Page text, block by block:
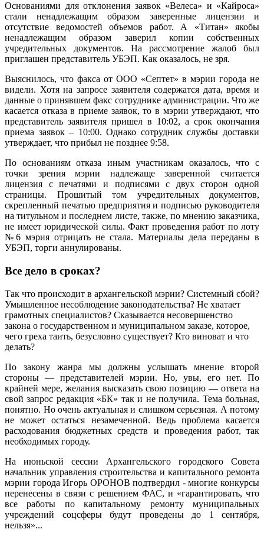
Основаниями для отклонения заявок «Велеса» и «Кайроса»
стали ненадлежащим образом заверенные лицензии и
отсутствие ведомостей объемов работ. А «Титан» якобы
ненадлежащим образом заверил копии собственных
учредительных документов. На рассмотрение жалоб был
приглашен представитель УБЭП. Как оказалось, не зря.
Выяснилось, что факса от ООО «Септет» в мэрии города не
видели. Хотя на запросе заявителя содержатся дата, время и
данные о принявшем факс сотруднике администрации. Что же
касается отказа в приеме заявок, то в мэрии утверждают, что
представитель заявителя пришел в 10:02, а срок окончания
приема заявок – 10:00. Однако сотрудник службы доставки
утверждает, что прибыл не позднее 9:58.
По основаниям отказа иным участникам оказалось, что с
точки зрения мэрии надлежаще заверенной считается
лицензия с печатями и подписями с двух сторон одной
страницы. Прошитый том учредительных документов,
скрепленный печатью предприятия и подписью руководителя
на титульном и последнем листе, также, по мнению заказчика,
не имеет юридической силы. Факт проведения работ по лоту
№6 мэрия отрицать не стала. Материалы дела переданы в
УБЭП, торги аннулированы.
Все дело в сроках?
Так что происходит в архангельской мэрии? Системный сбой?
Умышленное несоблюдение законодательства? Не хватает
грамотных специалистов? Сказывается несовершенство
закона о государственном и муниципальном заказе, которое,
чего греха таить, безусловно существует? Кто виноват и что
делать?
По закону жанра мы должны услышать мнение второй
стороны — представителей мэрии. Но, увы, его нет. По
крайней мере, желания высказать свою позицию — ответа на
свой запрос редакция «БК» так и не получила. Тема больная,
понятно. Но очень актуальная и слишком серьезная. А потому
не может остаться незамеченной. Ведь проблема касается
расходования бюджетных средств и проведения работ, так
необходимых городу.
На июньской сессии Архангельского городского Совета
начальник управления строительства и капитального ремонта
мэрии города Игорь ОРОНОВ подтвердил - многие конкурсы
перенесены в связи с решением ФАС, и «гарантировать, что
все работы по капитальному ремонту муниципальных
учреждений соцсферы будут проведены до 1 сентября,
нельзя»...